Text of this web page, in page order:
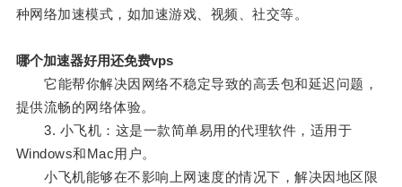
种网络加速模式，如加速游戏、视频、社交等。
哪个加速器好用还免费vps
它能帮你解决因网络不稳定导致的高丢包和延迟问题，
提供流畅的网络体验。
3. 小飞机：这是一款简单易用的代理软件，适用于
Windows和Mac用户。
小飞机能够在不影响上网速度的情况下，解决因地区限